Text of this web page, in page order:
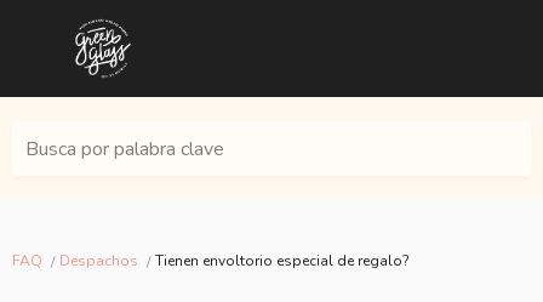
Busca por palabra clave
FAQ Despachos Tienen envoltorio especial de regalo?